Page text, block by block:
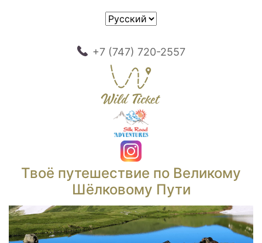
+7 (747) 720-2557
Твоё путешествие по Великому
Шёлковому Пути